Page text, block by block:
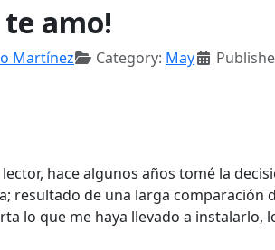
te amo!
Martínez Category: May
hace algunos años tomé la
resultado de una larga comparación
lo que me haya llevado a